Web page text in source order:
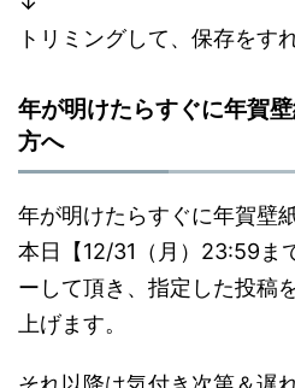
トリミングして、保存をす
年が明けたらすぐに年賀
方へ
年が明けたらすぐに年賀壁
本日【12/31（月）23:59ま
ーして頂き、指定した投稿
上げます。